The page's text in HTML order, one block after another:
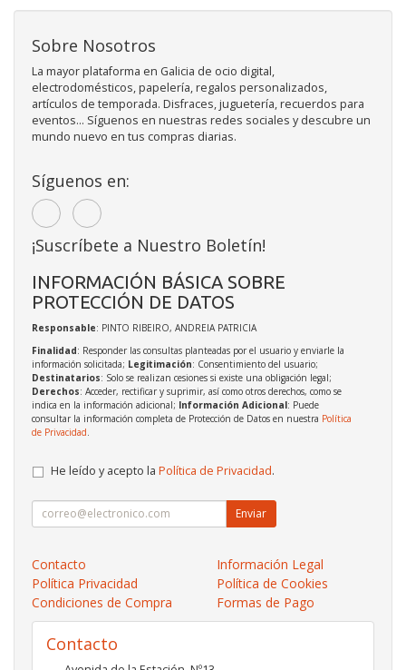
Sobre Nosotros
La mayor plataforma en Galicia de ocio digital,
electrodomésticos, papelería, regalos personalizados,
artículos de temporada. Disfraces, juguetería, recuerdos para
eventos... Síguenos en nuestras redes sociales y descubre un
mundo nuevo en tus compras diarias.
Síguenos en:
¡Suscríbete a Nuestro Boletín!
INFORMACIÓN BÁSICA SOBRE
PROTECCIÓN DE DATOS
Responsable: PINTO RIBEIRO, ANDREIA PATRICIA
Finalidad: Responder las consultas planteadas por el usuario y enviarle la
información solicitada; Legitimación: Consentimiento del usuario;
Destinatarios: Solo se realizan cesiones si existe una obligación legal;
Derechos: Acceder, rectificar y suprimir, así como otros derechos, como se
indica en la información adicional; Información Adicional: Puede
consultar la información completa de Protección de Datos en nuestra Política
de Privacidad.
He leído y acepto la Política de Privacidad.
Enviar
Contacto
Información Legal
Política Privacidad
Política de Cookies
Condiciones de Compra
Formas de Pago
Contacto